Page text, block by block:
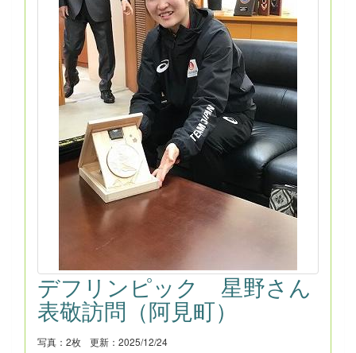
デフリンピック 星野さん
表敬訪問（阿見町）
写真：2枚 更新：2025/12/24